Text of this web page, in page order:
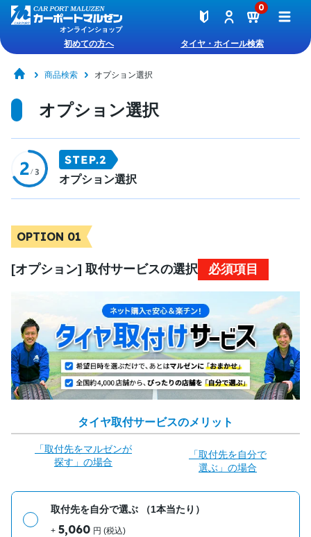
オンラインショップ
0
初めての方へ タイヤ・ホイール検索
商品検索 オプション選択
オプション選択
オプション選択
OPTION 01
[オプション] 取付サービスの選択 必須項目
タイヤ取付サービスのメリット
「取付先をマルゼンが
探す」の場合
「取付先を自分で
選ぶ」の場合
取付先を自分で選ぶ （1本当たり）
+ 5,060 円 (税込)